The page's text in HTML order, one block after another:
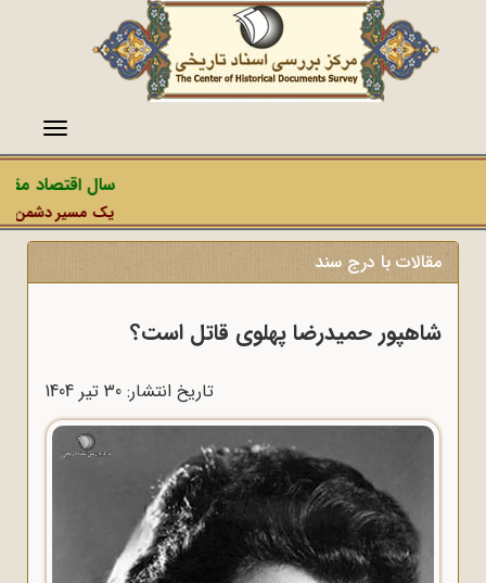
منو
سال اقتصاد
یک مسیر دشمن،
مقالات با درج سند
شاهپور حمیدرضا پهلوی قاتل است؟
تاریخ انتشار: 30 تير 1404